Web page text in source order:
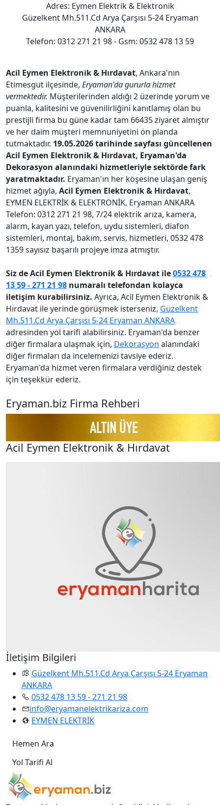
Adres: Eymen Elektrik & Elektronik
Güzelkent Mh.511.Cd Arya Çarşısı 5-24 Eryaman
ANKARA
Telefon: 0312 271 21 98 - Gsm: 0532 478 13 59
Acil Eymen Elektronik & Hırdavat, Ankara'nın
Etimesgut ilçesinde, Eryaman'da gururla hizmet
vermektedir. Müşterilerinden aldığı 2 üzerinde yorum ve
puanla, kalitesini ve güvenilirliğini kanıtlamış olan bu
prestijli firma bu güne kadar tam 66435 ziyaret almıştır
ve her daim müşteri memnuniyetini ön planda
tutmaktadır. 19.05.2026 tarihinde sayfası güncellenen
Acil Eymen Elektronik & Hırdavat, Eryaman'da
Dekorasyon alanındaki hizmetleriyle sektörde fark
yaratmaktadır. Eryaman'ın her köşesine ulaşan geniş
hizmet ağıyla, Acil Eymen Elektronik & Hırdavat,
EYMEN ELEKTRİK & ELEKTRONİK, Eryaman ANKARA
Telefon: 0312 271 21 98, 7/24 elektrik arıza, kamera,
alarm, kayan yazı, telefon, uydu sistemleri, diafon
sistemleri, montaj, bakım, servis, hizmetleri, 0532 478
1359 sayısız başarılı projeye imza atmıştır.
Siz de Acil Eymen Elektronik & Hırdavat ile0532 478
13 59 - 271 21 98 numaralı telefondan kolayca
iletişim kurabilirsiniz. Ayrıca, Acil Eymen Elektronik &
Hırdavat ile yerinde görüşmek isterseniz, Güzelkent
Mh.511.Cd Arya Çarşısı 5-24 Eryaman ANKARA
adresinden yol tarifi alabilirsiniz. Eryaman'da benzer
diğer firmalara ulaşmak için, Dekorasyon alanındaki
diğer firmaları da incelemenizi tavsiye ederiz.
Eryaman'da hizmet veren firmalara verdiğiniz destek
için teşekkür ederiz.
Eryaman.biz Firma Rehberi
Acil Eymen Elektronik & Hırdavat
İletişim Bilgileri
Güzelkent Mh.511.Cd Arya Çarşısı 5-24 Eryaman
ANKARA
0532 478 13 59 - 271 21 98
info@eryamanelektrikariza.com
EYMEN ELEKTRİK
Hemen Ara
Yol Tarifi Al